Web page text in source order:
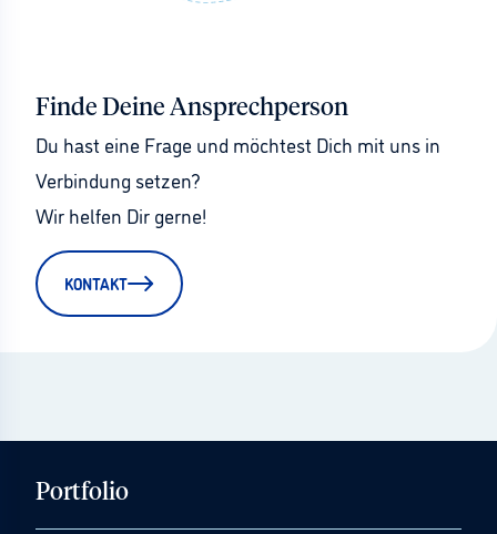
Finde Deine Ansprechperson
Du hast eine Frage und möchtest Dich mit uns in
Verbindung setzen?
Wir helfen Dir gerne!
KONTAKT
Portfolio